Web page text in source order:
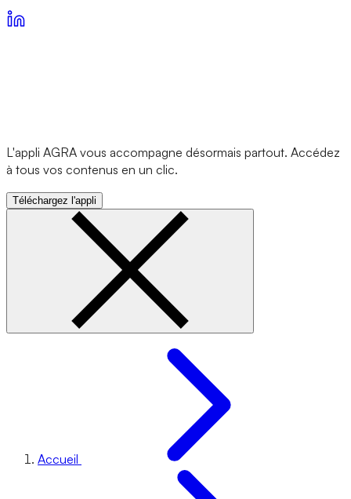
L'appli AGRA vous accompagne désormais partout. Accédez
à tous vos contenus en un clic.
Téléchargez l'appli
Accueil